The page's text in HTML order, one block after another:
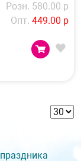
Розн. 580.00 р
Опт. 449.00 р